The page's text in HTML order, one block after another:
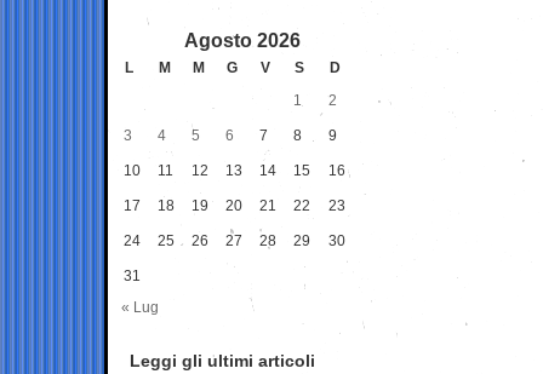
Agosto 2026
L M M G V S
D
1
2
3 4 5 6 7 8 9
10 11 12 13 14 15 16
17 18 19 20 21 22 23
24 25 26 27 28 29 30
31
« Lug
Leggi gli ultimi articoli